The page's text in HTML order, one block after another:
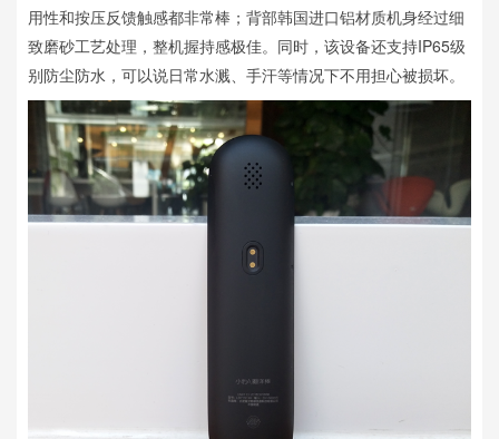
用性和按压反馈触感都非常棒；背部韩国进口铝材质机身经过细
致磨砂工艺处理，整机握持感极佳。同时，该设备还支持IP65级
别防尘防水，可以说日常水溅、手汗等情况下不用担心被损坏。